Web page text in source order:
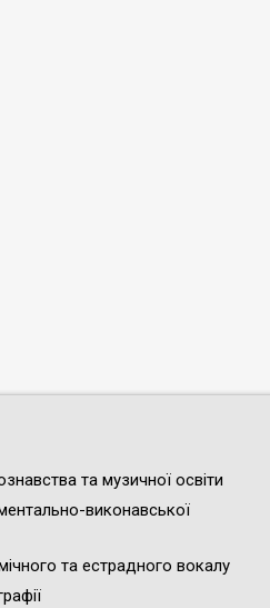
та музичної освіти
виконавської
та естрадного вокалу